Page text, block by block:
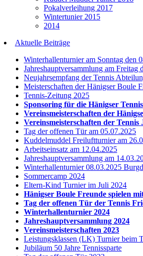
Pokalverleihung 2017
Wintertunier 2015
2014
Aktuelle Beiträge
Winterhallenturnier am Sonntag den
Jahreshauptversammlung am Freitag
Neujahrsempfang der Tennis
Meisterschaften der Hänigser Boule
Tennis-Zeitung 2025
Sponsoring für die Hänigser
Vereinsmeisterschaften der
Vereinsmeisterschaften der Tennis
Tag der offenen Tür am 05.07.2025
Kuddelmuddel Freiluftturnier am
Arbeitseinsatz am 12.04.2025
Jahreshauptversammlung am
Winterhallenturnier 08.03.2025
Sommercamp 2024
Eltern-Kind Turnier im Juli 2024
Hänigser Boule Freunde spielen
Tag der offenen Tür der Tennis
Winterhallenturnier 2024
Jahreshauptversammlung 2024
Vereinsmeisterschaften 2023
Leistungsklassen (LK) Turnier beim
Jubiläum 50 Jahre Tennissparte